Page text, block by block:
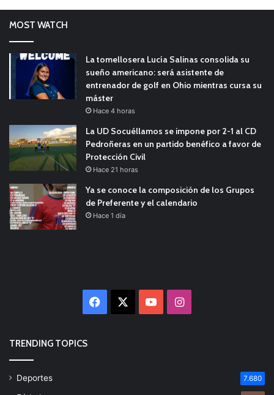
MOST WATCH
La tomellosera Lucía Salinas consolida su
sueño americano: será asistente de
entrenador de golf en Ohio mientras cursa su
máster
Hace 4 horas
La UD Socuéllamos se impone por 2-1 al CD
Pedroñeras en un partido benéfico a favor de
Protección Civil
Hace 21 horas
Ya se conoce la composición de los Grupos
de Preferente y el calendario
Hace 1 día
Facebook YouTubeInstagram
TRENDING TOPICS
Deportes 7.680